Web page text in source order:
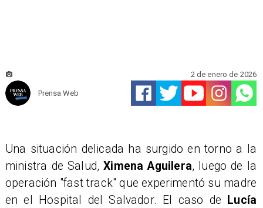
Prensa Web
2 de enero de 2026
Una situación delicada ha surgido en torno a la
ministra de Salud,Ximena Aguilera, luego de la
operación "fast track" que experimentó su madre
en el Hospital del Salvador. El caso de
Lucía